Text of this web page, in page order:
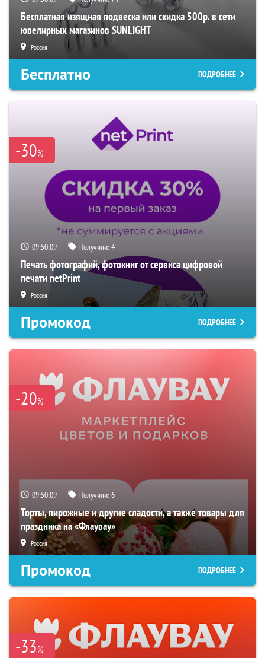
Бесплатная изящная подвеска или скидка 500р. в сети
ювелирных магазинов SUNLIGHT
Россия
Бесплатно ПОДРОБНЕЕ
-30%
09:50:08 Получили:4
Печать фотографий, фотокниг от сервиса цифровой
печати netPrint
Россия
Промокод ПОДРОБНЕЕ
-20%
09:50:08 Получили:6
Торты, пирожные и другие сладости, а также товары для
праздника на «Флаувау»
Россия
Промокод ПОДРОБНЕЕ
-33%